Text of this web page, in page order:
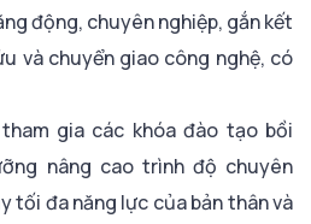
động, chuyên nghiệp, gắn kết
và chuyển giao công nghệ, có
gia các khóa đào tạo bồi
nâng cao trình độ chuyên
tối đa năng lực của bản thân và